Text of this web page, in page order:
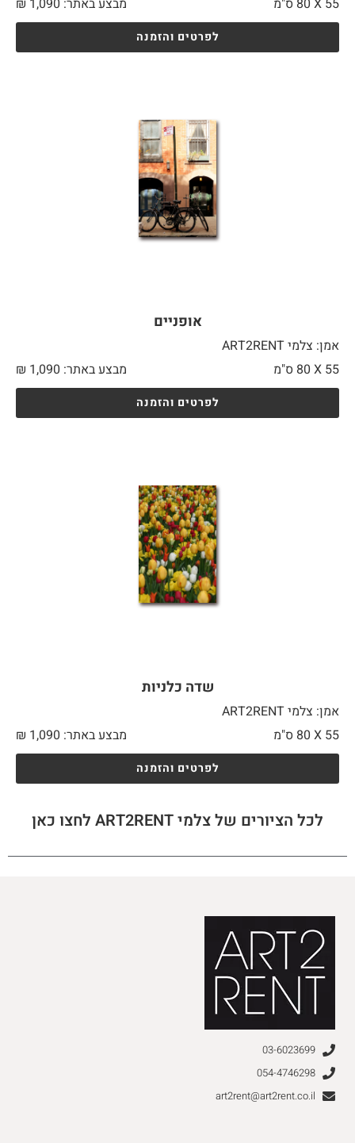
55 X
מבצע באתר: ₪ 1,090
לפרטים והזמנה
אופניים
אמן: צלמי ART2RENT
55 X
מבצע באתר: ₪ 1,090
לפרטים והזמנה
שדה כלניות
אמן: צלמי ART2RENT
55 X
מבצע באתר: ₪ 1,090
לפרטים והזמנה
לכל הציורים של צלמי ART2RENT לחצו כאן
03-6023699
054-4746298
art2rent@art2rent.co.il